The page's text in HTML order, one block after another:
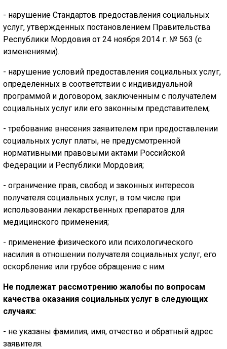
- нарушение Стандартов предоставления социальных
услуг, утвержденных постановлением Правительства
Республики Мордовия от 24 ноября 2014 г. № 563 (с
изменениями).
- нарушение условий предоставления социальных услуг,
определенных в соответствии с индивидуальной
программой и договором, заключенным с получателем
социальных услуг или его законным представителем;
- требование внесения заявителем при предоставлении
социальных услуг платы, не предусмотренной
нормативными правовыми актами Российской
Федерации и Республики Мордовия;
- ограничение прав, свобод и законных интересов
получателя социальных услуг, в том числе при
использовании лекарственных препаратов для
медицинского применения;
- применение физического или психологического
насилия в отношении получателя социальных услуг, его
оскорбление или грубое обращение с ним.
Не подлежат рассмотрению жалобы по вопросам
качества оказания социальных услуг в следующих
случаях:
- не указаны фамилия, имя, отчество и обратный адрес
заявителя.